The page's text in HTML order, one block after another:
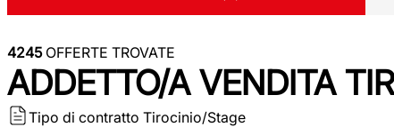
4245OFFERTE TROVATE
ADDETTO/A VENDITA
Tipo di contratto Tirocinio/Stage